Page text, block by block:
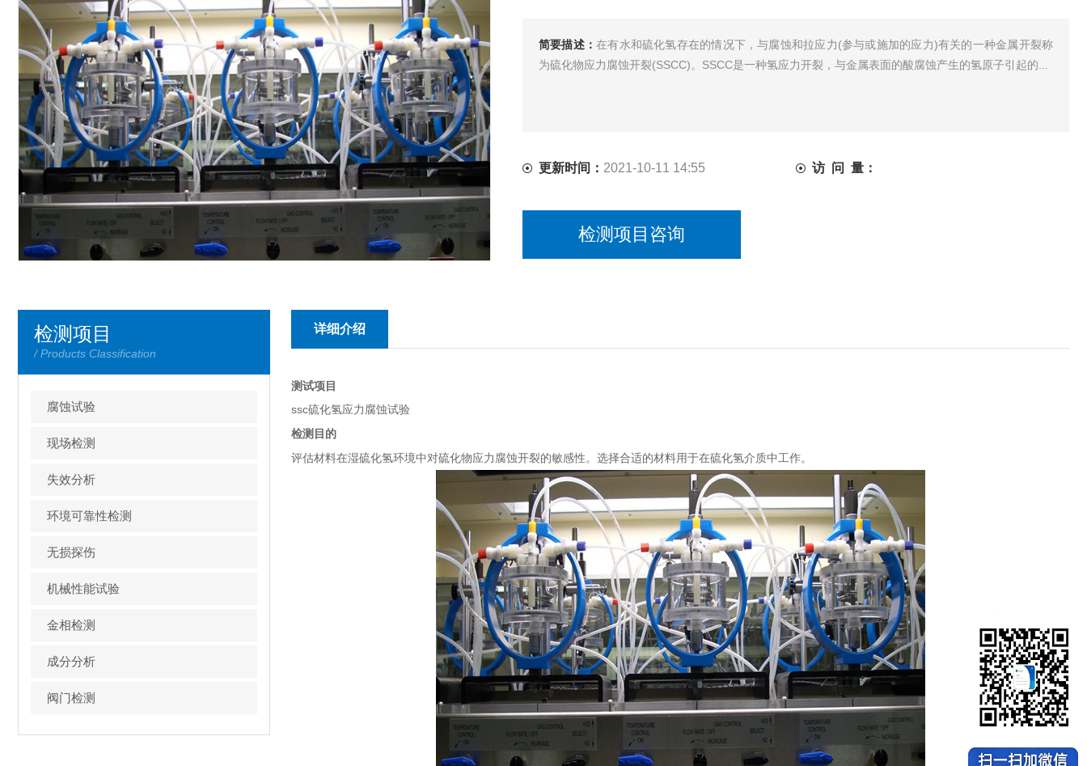
简要描述：在有水和硫化氢存在的情况下，与腐蚀和拉应力(参与或施加的应力)有关的一种金属开裂称
为硫化物应力腐蚀开裂(SSCC)。SSCC是一种氢应力开裂，与金属表面的酸腐蚀产生的氢原子引起的...
更新时间： 2021-10-11 14:55 访 问 量：
检测项目咨询
检测项目
/ Products Classification
腐蚀试验
现场检测
失效分析
环境可靠性检测
无损探伤
机械性能试验
金相检测
成分分析
阀门检测
详细介绍
测试项目
ssc硫化氢应力腐蚀试验
检测目的
评估材料在湿硫化氢环境中对硫化物应力腐蚀开裂的敏感性。选择合适的材料用于在硫化氢介质中工作。